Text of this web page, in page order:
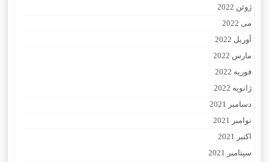
ژوئن 2022
می 2022
آوریل 2022
مارس 2022
فوریه 2022
ژانویه 2022
دسامبر 2021
نوامبر 2021
اکتبر 2021
سپتامبر 2021